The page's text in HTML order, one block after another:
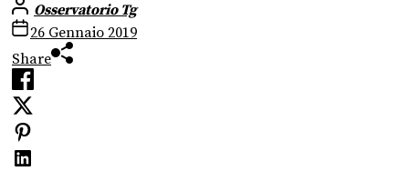
Osservatorio Tg
26 Gennaio 2019
Share